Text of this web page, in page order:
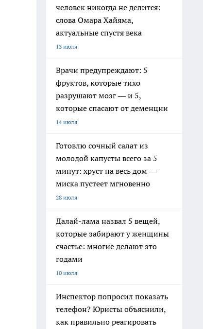
человек никогда не делится:
слова Омара Хайяма,
актуальные спустя века
13 июля
Врачи предупреждают: 5
фруктов, которые тихо
разрушают мозг — и 5,
которые спасают от деменции
14 июля
Готовлю сочный салат из
молодой капусты всего за 5
минут: хруст на весь дом —
миска пустеет мгновенно
28 июля
Далай-лама назвал 5 вещей,
которые забирают у женщины
счастье: многие делают это
годами
10 июля
Инспектор попросил показать
телефон? Юристы объяснили,
как правильно реагировать